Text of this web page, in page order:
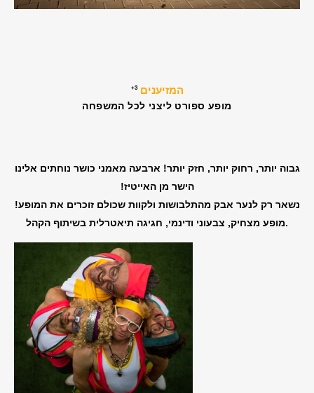
המזיענים 3+
מופע ספורט ליצני לכל המשפחה
גבוה יותר, רחוק יותר, חזק יותר! ארבעה מאמני כושר נוחתים אלינו
הישר מן האייטיז!
נשאר רק לנער אבק מהתלבושות ולקוות שכולם זוכרים את המופע!
.מופע מצחיק, צבעוני ודינמי, חגיגה תיאטרלית בשיתוף הקהל